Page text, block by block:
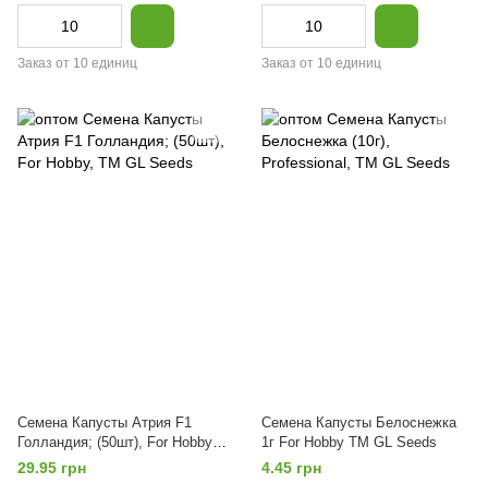
Заказ от 10 единиц Заказ от 10 единиц
Семена Капусты Атрия F1
Голландия; (50шт), For Hobby,
TM GL Seeds
29.95 грн
Семена Капусты Белоснежка
1г For Hobby TM GL Seeds
4.45 грн